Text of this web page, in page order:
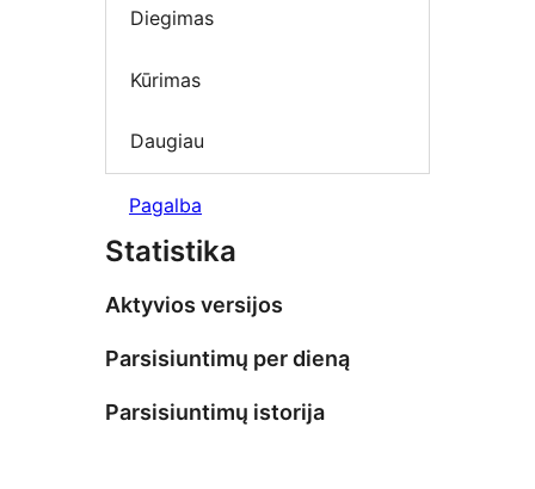
Diegimas
Kūrimas
Daugiau
Pagalba
Statistika
Aktyvios versijos
Parsisiuntimų per dieną
Parsisiuntimų istorija